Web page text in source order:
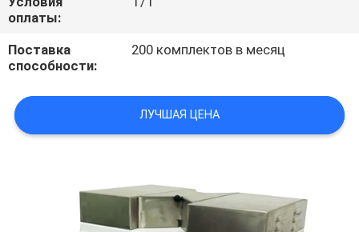
КАРТА
PRIVACY
оплаты:
Поставка
способности:
200 комплектов в месяц
ЛУЧШАЯ ЦЕНА